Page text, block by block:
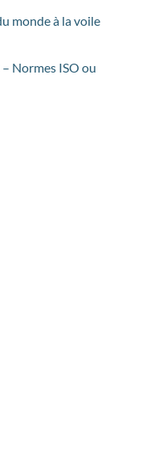
monde à la voile
Normes ISO ou